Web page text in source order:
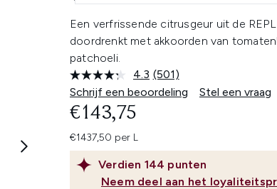
Een verfrissende citrusgeur uit de
doordrenkt met akkoorden van
patchoeli.
4.3 Lees
501
beoordelingen.
(501)
Schrijf een beoordeling
Stel een vraag
Verdien 144 punten
Neem deel aan het
€143,75
€1437,50 per L